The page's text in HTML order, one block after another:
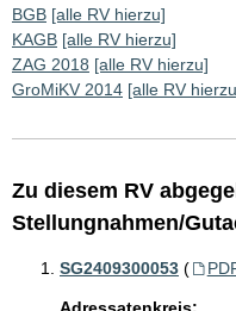
BGB [alle RV hierzu]
KAGB [alle RV hierzu]
ZAG 2018 [alle RV hierzu]
GroMiKV 2014 [alle RV
Zu diesem RV
Stellungnahmen/
SG2409300053 (